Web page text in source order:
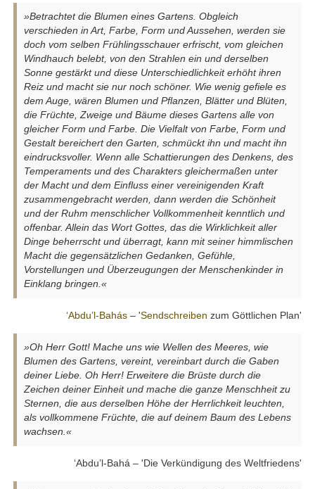
»Betrachtet die Blumen eines Gartens. Obgleich
verschieden in Art, Farbe, Form und Aussehen, werden sie
doch vom selben Frühlingsschauer erfrischt, vom gleichen
Windhauch belebt, von den Strahlen ein und derselben
Sonne gestärkt und diese Unterschiedlichkeit erhöht ihren
Reiz und macht sie nur noch schöner. Wie wenig gefiele es
dem Auge, wären Blumen und Pflanzen, Blätter und Blüten,
die Früchte, Zweige und Bäume dieses Gartens alle von
gleicher Form und Farbe. Die Vielfalt von Farbe, Form und
Gestalt bereichert den Garten, schmückt ihn und macht ihn
eindrucksvoller. Wenn alle Schattierungen des Denkens, des
Temperaments und des Charakters gleichermaßen unter
der Macht und dem Einfluss einer vereinigenden Kraft
zusammengebracht werden, dann werden die Schönheit
und der Ruhm menschlicher Vollkommenheit kenntlich und
offenbar. Allein das Wort Gottes, das die Wirklichkeit aller
Dinge beherrscht und überragt, kann mit seiner himmlischen
Macht die gegensätzlichen Gedanken, Gefühle,
Vorstellungen und Überzeugungen der Menschenkinder in
Einklang bringen.«
‘Abdu’l-Bahás– 'Sendschreiben zum Göttlichen Plan'
»Oh Herr Gott! Mache uns wie Wellen des Meeres, wie
Blumen des Gartens, vereint, vereinbart durch die Gaben
deiner Liebe. Oh Herr! Erweitere die Brüste durch die
Zeichen deiner Einheit und mache die ganze Menschheit zu
Sternen, die aus derselben Höhe der Herrlichkeit leuchten,
als vollkommene Früchte, die auf deinem Baum des Lebens
wachsen.«
‘Abdu’l-Bahá – 'Die Verkündigung des Weltfriedens'